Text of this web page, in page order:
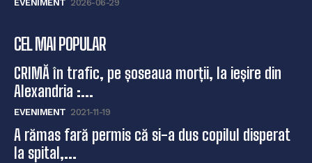
EVENIMENT 2026-06-29
CEL MAI POPULAR
CRIMĂ în trafic, pe șoseaua morții, la ieșire din
Alexandria :...
EVENIMENT 2021-11-19
A rămas fară permis că si-a dus copilul disperat
la spital,...